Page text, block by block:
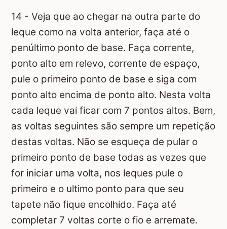
14 - Veja que ao chegar na outra parte do
leque como na volta anterior, faça até o
penúltimo ponto de base. Faça corrente,
ponto alto em relevo, corrente de espaço,
pule o primeiro ponto de base e siga com
ponto alto encima de ponto alto. Nesta volta
cada leque vai ficar com 7 pontos altos. Bem,
as voltas seguintes são sempre um repetição
destas voltas. Não se esqueça de pular o
primeiro ponto de base todas as vezes que
for iniciar uma volta, nos leques pule o
primeiro e o ultimo ponto para que seu
tapete não fique encolhido. Faça até
completar 7 voltas corte o fio e arremate.